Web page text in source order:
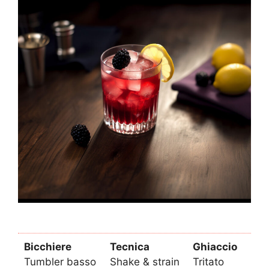
Bicchiere
Tumbler basso
Tecnica
Shake & strain
Ghiaccio
Tritato